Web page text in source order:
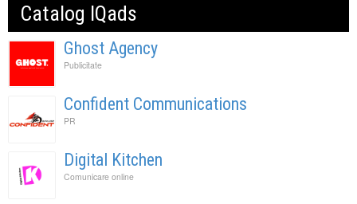
Catalog IQads
Ghost Agency
Publicitate
Confident Communications
PR
Digital Kitchen
Comunicare online